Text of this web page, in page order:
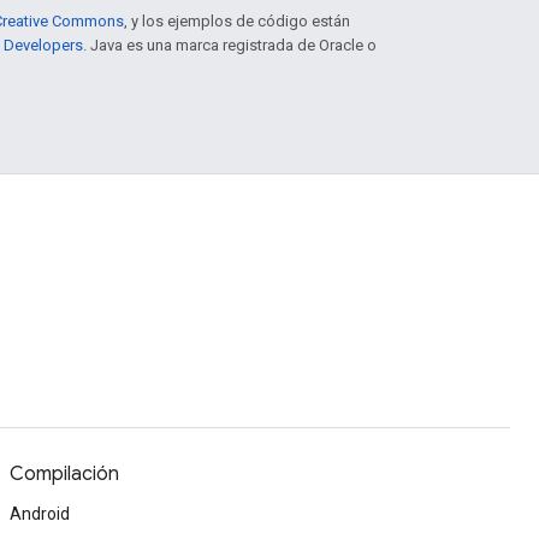
Commons , y los ejemplos de código están
. Java es una marca registrada de Oracle o
Compilación
Android